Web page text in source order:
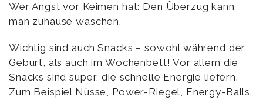
Wer Angst vor Keimen hat: Den Überzug kann
man zuhause waschen.
Wichtig sind auch Snacks – sowohl während der
Geburt, als auch im Wochenbett! Vor allem die
Snacks sind super, die schnelle Energie liefern.
Zum Beispiel Nüsse, Power-Riegel, Energy-Balls.